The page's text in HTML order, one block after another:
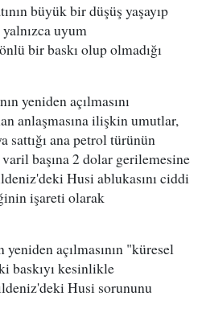
büyük bir düşüş yaşayıp
yalnızca uyum
bir baskı olup olmadığı
yeniden açılmasını
anlaşmasına ilişkin umutlar,
sattığı ana petrol türünün
başına 2 dolar gerilemesine
Husi ablukasını ciddi
işareti olarak
açılmasının "küresel
baskıyı kesinlikle
Husi sorununu